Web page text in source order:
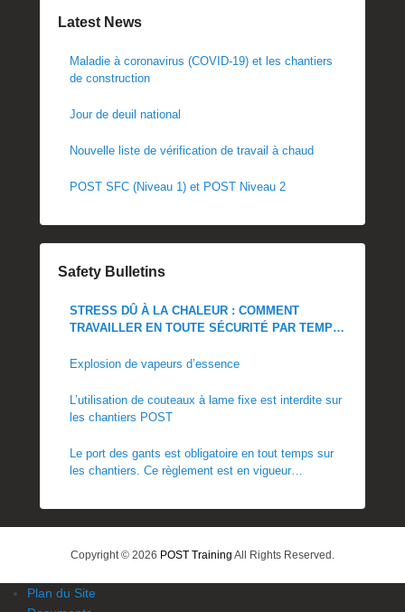
Latest News
Maladie à coronavirus (COVID-19) et les chantiers
de construction
Jour de deuil national
Nouvelle liste de vérification de travail à chaud
POST SFC (Niveau 1) et POST Niveau 2
Safety Bulletins
STRESS DÛ À LA CHALEUR : COMMENT
TRAVAILLER EN TOUTE SÉCURITÉ PAR TEMPS
Explosion de vapeurs d’essence
L’utilisation de couteaux à lame fixe est interdite sur
les chantiers POST
Le port des gants est obligatoire en tout temps sur
les chantiers. Ce règlement est en vigueur
Copyright © 2026 POST Training All Rights Reserved.
Plan du Site